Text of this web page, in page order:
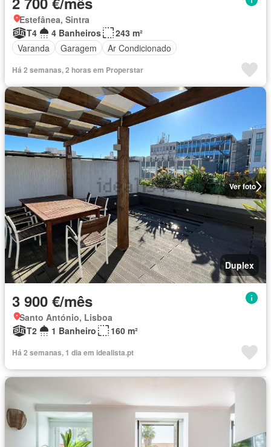
Estefânea, Sintra
T4
4 Banheiros
243 m²
Varanda
Garagem Ar Condicionado
Há 2 semanas, 2 horas em Properstar
Ver foto
Duplex
3 900 €/mês
Santo António, Lisboa
T2
1 Banheiro 160 m²
Há 2 semanas, 1 dia em idealista.pt